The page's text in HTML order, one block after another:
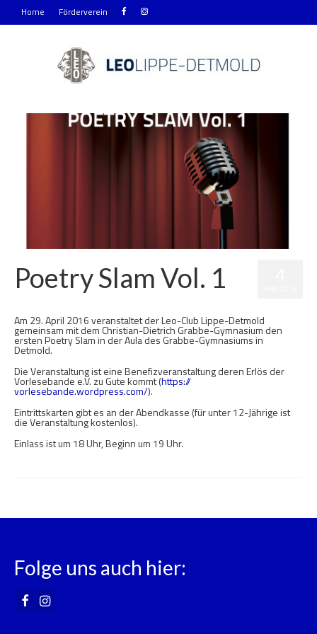
Home Förderverein
Poetry Slam Vol. 1
Am 29. April 2016 veranstaltet der Leo-Club Lippe-Detmold
gemeinsam mit dem Christian-Dietrich Grabbe-Gymnasium den
ersten Poetry Slam in der Aula des Grabbe-Gymnasiums in
Detmold.
Die Veranstaltung ist eine Benefizveranstaltung deren Erlös der
Vorlesebande e.V. zu Gute kommt (https://
vorlesebande.wordpress.com/).
Eintrittskarten gibt es an der Abendkasse (für unter 12-Jährige ist
die Veranstaltung kostenlos).
Einlass ist um 18 Uhr, Beginn um 19 Uhr.
Folge uns auch hier: